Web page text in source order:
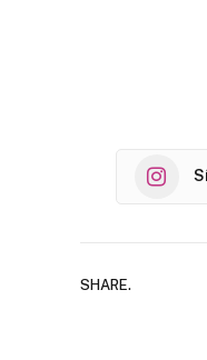
SHARE.